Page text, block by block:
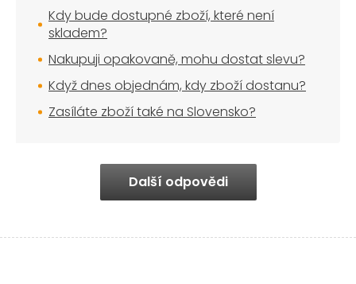
Kdy bude dostupné zboží, které není
skladem?
Nakupuji opakovaně, mohu dostat slevu?
Když dnes objednám, kdy zboží dostanu?
Zasíláte zboží také na Slovensko?
Další odpovědi